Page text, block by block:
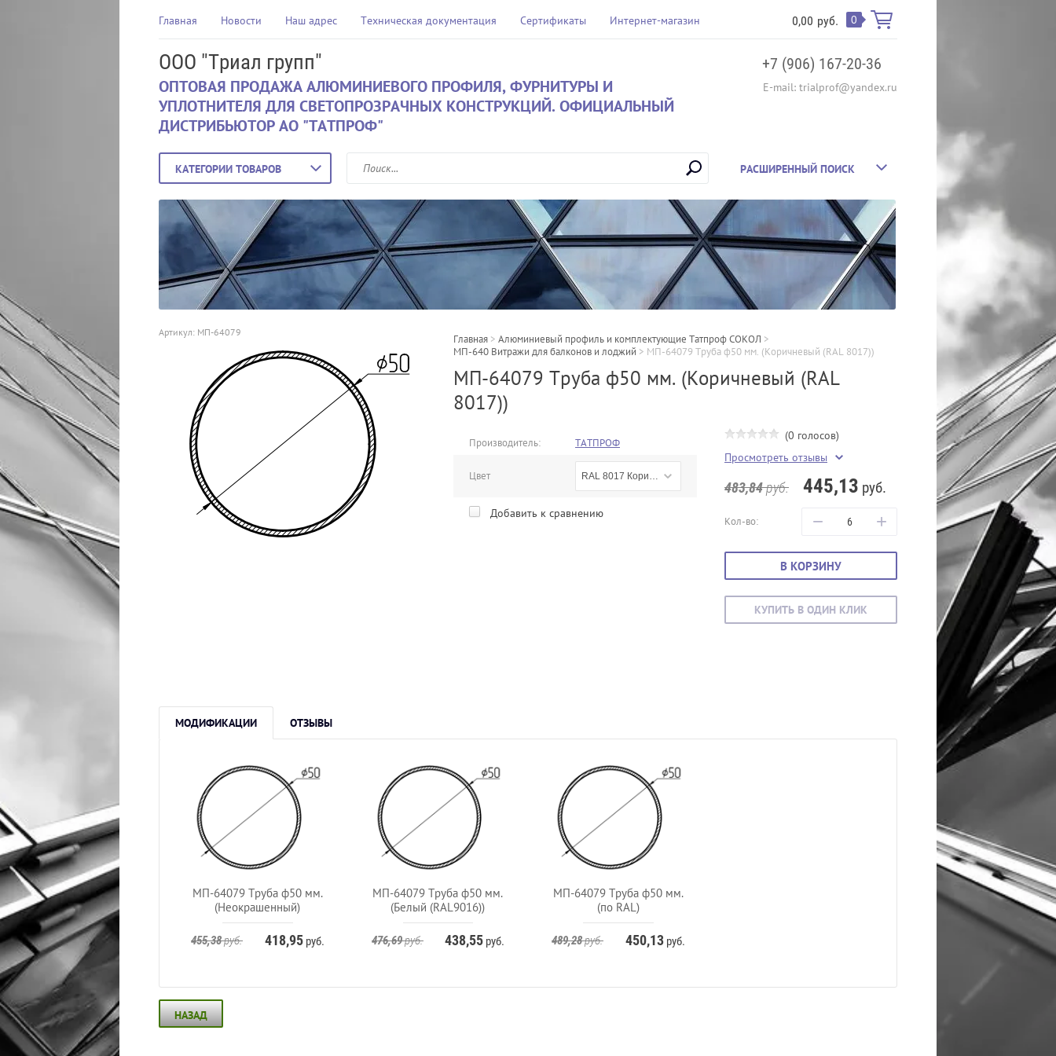
Главная Новости Наш адрес Техническая документация Сертификаты Интернет-магазин 0,00 руб. 0
ООО "Триал групп"
ОПТОВАЯ ПРОДАЖА АЛЮМИНИЕВОГО ПРОФИЛЯ, ФУРНИТУРЫ И
УПЛОТНИТЕЛЯ ДЛЯ СВЕТОПРОЗРАЧНЫХ КОНСТРУКЦИЙ. ОФИЦИАЛЬНЫЙ
ДИСТРИБЬЮТОР АО "ТАТПРОФ"
+7 (906) 167-20-36
E-mail: trialprof@yandex.ru
КАТЕГОРИИ ТОВАРОВ РАСШИРЕННЫЙ ПОИСК
Главная > Алюминиевый профиль и комплектующие Татпроф СОКОЛ >
МП-640 Витражи для балконов и лоджий > МП-64079 Труба ф50 мм. (Коричневый (RAL 8017))
МП-64079 Труба ф50 мм. (Коричневый (RAL
8017))
Артикул: МП-64079
Производитель: ТАТПРОФ
Цвет
Добавить к сравнению
(0 голосов)
Просмотреть отзывы
483,84руб. 445,13 руб.
Кол-во: − +
В КОРЗИНУ
КУПИТЬ В ОДИН КЛИК
МОДИФИКАЦИИ ОТЗЫВЫ
МП-64079 Труба ф50 мм.
(Неокрашенный)
455,38руб. 418,95руб.
МП-64079 Труба ф50 мм.
(Белый (RAL9016))
476,69руб. 438,55 руб.
МП-64079 Труба ф50 мм.
(по RAL)
489,28руб. 450,13руб.
НАЗАД